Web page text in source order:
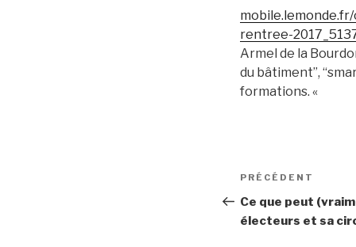
rentree-
Armel de la
du bâtiment”,
formations. «
Navigation
de
l’article
Article
précédent
PRÉCÉDENT
Ce que peut
électeurs et sa